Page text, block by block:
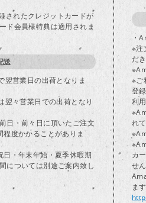
されたクレジットカードが
ド会員様特典は適用されま
送
翌営業日の出荷となりま
翌々営業日での出荷となり
日・前々日に頂いたご注文
度かかることがありま
・年末年始・夏季休暇期
については別途ご案内致し
・
※注
だ
※ご
登
利
れ
カ
せ
ま